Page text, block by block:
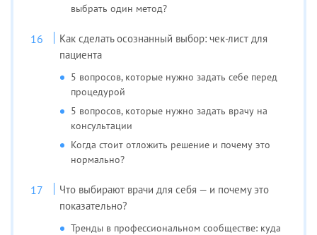
выбрать один метод?
Как сделать осознанный выбор: чек-лист для
пациента
5 вопросов, которые нужно задать себе перед
процедурой
5 вопросов, которые нужно задать врачу на
консультации
Когда стоит отложить решение и почему это
нормально?
Что выбирают врачи для себя — и почему это
показательно?
Тренды в профессиональном сообществе: куда